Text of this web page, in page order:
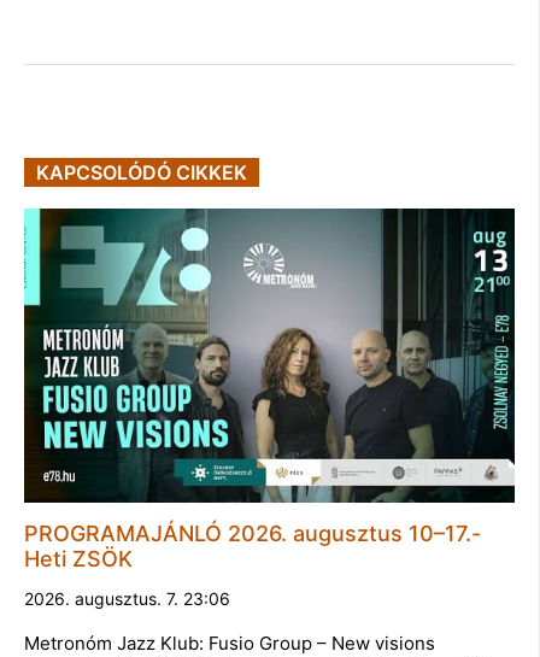
KAPCSOLÓDÓ CIKKEK
PROGRAMAJÁNLÓ 2026. augusztus 10–17.-
Heti ZSÖK
2026. augusztus. 7. 23:06
Metronóm Jazz Klub: Fusio Group – New visions